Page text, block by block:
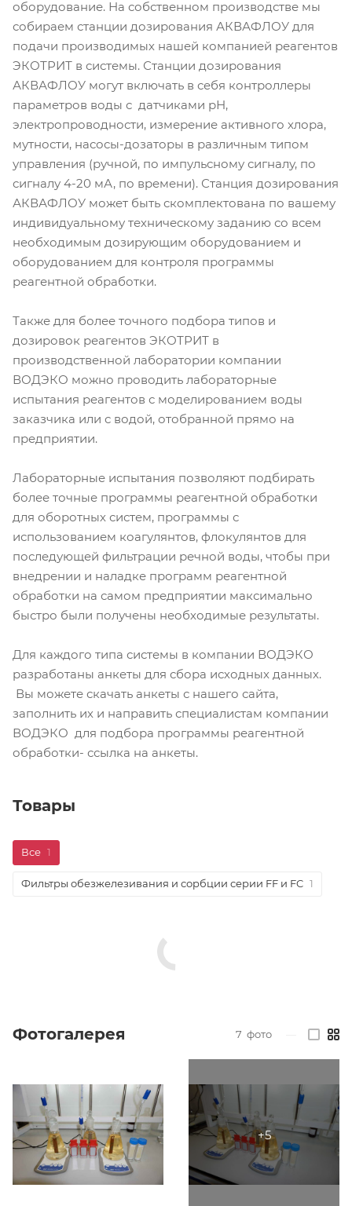
оборудование. На собственном производстве мы
собираем станции дозирования АКВАФЛОУ для
подачи производимых нашей компанией реагентов
ЭКОТРИТ в системы. Станции дозирования
АКВАФЛОУ могут включать в себя контроллеры
параметров воды с датчиками рН,
электропроводности, измерение активного хлора,
мутности, насосы-дозаторы в различным типом
управления (ручной, по импульсному сигналу, по
сигналу 4-20 мА, по времени). Станция дозирования
АКВАФЛОУ может быть скомплектована по вашему
индивидуальному техническому заданию со всем
необходимым дозирующим оборудованием и
оборудованием для контроля программы
реагентной обработки.
Также для более точного подбора типов и
дозировок реагентов ЭКОТРИТ в
производственной лаборатории компании
ВОДЭКО можно проводить лабораторные
испытания реагентов с моделированием воды
заказчика или с водой, отобранной прямо на
предприятии.
Лабораторные испытания позволяют подбирать
более точные программы реагентной обработки
для оборотных систем, программы с
использованием коагулянтов, флокулянтов для
последующей фильтрации речной воды, чтобы при
внедрении и наладке программ реагентной
обработки на самом предприятии максимально
быстро были получены необходимые результаты.
Для каждого типа системы в компании ВОДЭКО
разработаны анкеты для сбора исходных данных.
Вы можете скачать анкеты с нашего сайта,
заполнить их и направить специалистам компании
ВОДЭКО для подбора программы реагентной
обработки- ссылка на анкеты.
Товары
Все 1
Фильтры обезжелезивания и сорбции серии FF и FC 1
Фотогалерея 7 фото